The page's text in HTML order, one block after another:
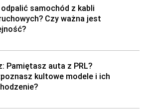
samochód z kabli
Czy ważna jest
Pamiętasz auta z PRL?
kultowe modele i ich